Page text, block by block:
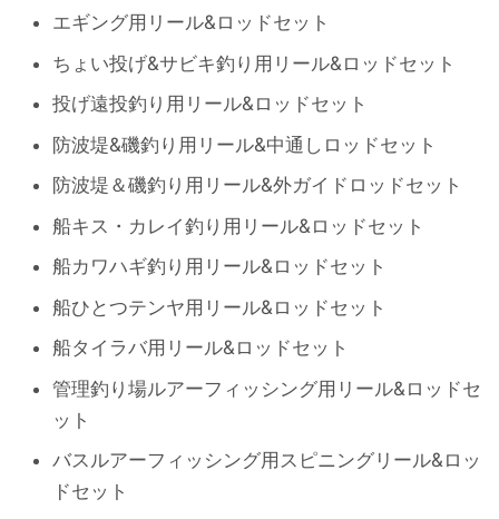
エギング用リール&ロッドセット
ちょい投げ&サビキ釣り用リール&ロッドセット
投げ遠投釣り用リール&ロッドセット
防波堤&磯釣り用リール&中通しロッドセット
防波堤＆磯釣り用リール&外ガイドロッドセット
船キス・カレイ釣り用リール&ロッドセット
船カワハギ釣り用リール&ロッドセット
船ひとつテンヤ用リール&ロッドセット
船タイラバ用リール&ロッドセット
管理釣り場ルアーフィッシング用リール&ロッドセ
ット
バスルアーフィッシング用スピニングリール&ロッ
ドセット